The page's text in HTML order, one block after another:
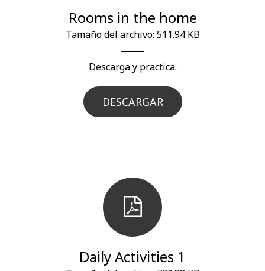
Rooms in the home
Tamaño del archivo: 511.94 KB
Descarga y practica.
DESCARGAR
Daily Activities 1